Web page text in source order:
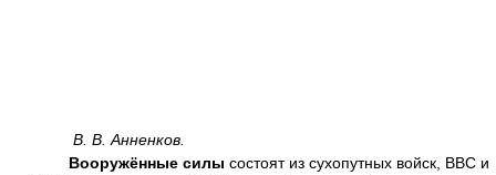
В. В. Анненков.
Вооружённые силы состоят из сухопутных войск, ВВС и